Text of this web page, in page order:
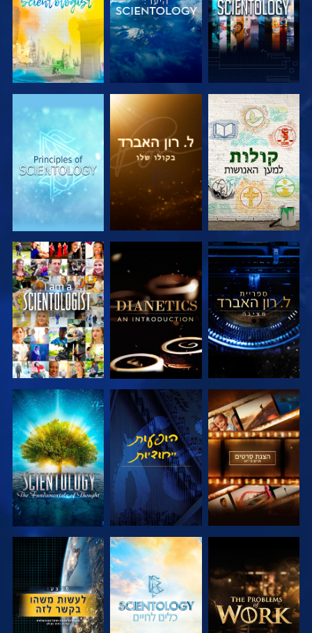
בדוק את הסדרה בדוק את הסדרה בדוק את הסדרה
בדוק את הסדרה בדוק את הסדרה צפה
בדוק את הסדרה צפה בדוק את הסדרה
בדוק את הסדרה בדוק את הסדרה צפה